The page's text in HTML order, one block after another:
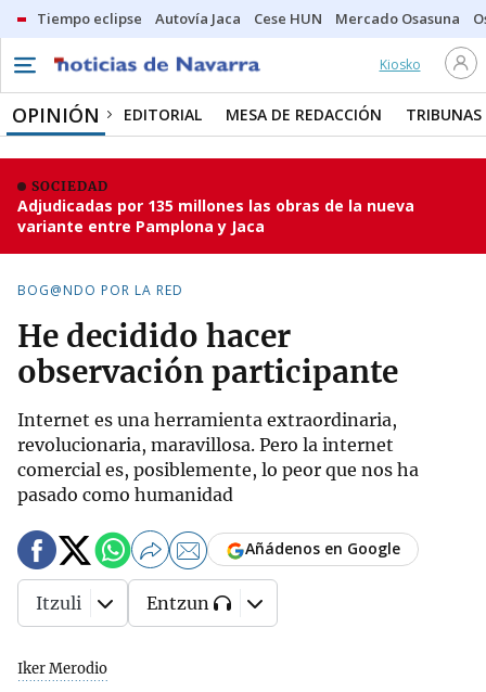
Tiempo eclipse Autovía Jaca Cese HUN Mercado Osasuna
Kiosko
OPINIÓN EDITORIAL MESA DE REDACCIÓN TRIBUNAS
SOCIEDAD
Adjudicadas por 135 millones las obras de la nueva
variante entre Pamplona y Jaca
BOG@NDO POR LA RED
He decidido hacer
observación participante
Internet es una herramienta extraordinaria,
revolucionaria, maravillosa. Pero la internet
comercial es, posiblemente, lo peor que nos ha
pasado como humanidad
Iker Merodio
Añádenos en Google
Itzuli Entzun